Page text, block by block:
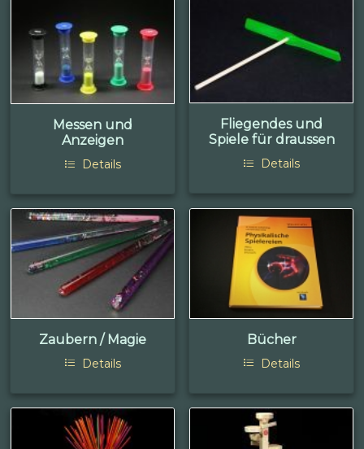
Messen und
Anzeigen
Details
Fliegendes und
Spiele für draussen
Details
Zaubern / Magie
Details
Bücher
Details